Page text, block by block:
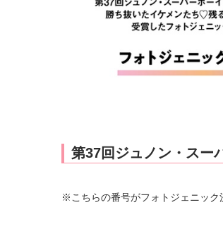
第37回ジュノン・スー
※こちらの番号がフォトジェニック